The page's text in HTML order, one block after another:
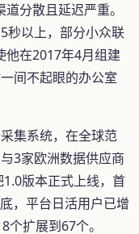
分散且延迟严重。
秒以上，部分小众联
他在2017年4月组建
间不起眼的办公室
集系统，在全球范
3家欧洲数据供应商
版本正式上线，首
，平台日活用户已增
扩展到67个。